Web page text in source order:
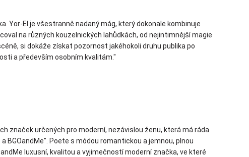
Yor-El je všestranně nadaný mág, který dokonale kombinuje
na různých kouzelnických lahůdkách, od nejintimnější magie
si dokáže získat pozornost jakéhokoli druhu publika po
a především osobním kvalitám."
značek určených pro moderní, nezávislou ženu, která má ráda
BGOandMe". Poete s módou romantickou a jemnou, plnou
luxusní, kvalitou a vyjimečností moderní značka, ve které